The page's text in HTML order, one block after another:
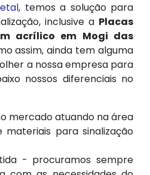
, temos a solução para
inclusive a Placas
acrílico em Mogi das
assim, ainda tem alguma
a nossa empresa para
nossos diferenciais no
mercado atuando na área
para sinalização
- procuramos sempre